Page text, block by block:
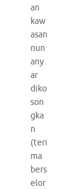
an
kaw
asan
nun
any
ar
diko
son
gka
n
(teri
ma
bers
elor